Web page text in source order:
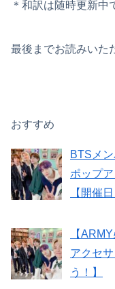
＊和訳は随時更新中
最後までお読みいた
おすすめ
BTSメ
ポップ
【開催
【
アクセ
う！】